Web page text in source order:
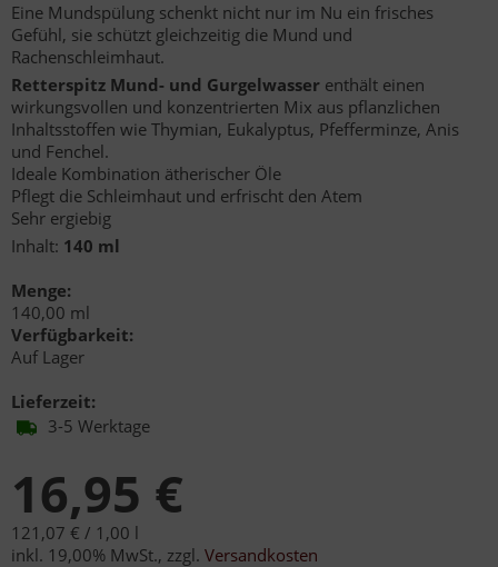
Eine Mundspülung schenkt nicht nur im Nu ein frisches
Gefühl, sie schützt gleichzeitig die Mund und
Rachenschleimhaut.
Retterspitz Mund- und Gurgelwasser enthält einen
wirkungsvollen und konzentrierten Mix aus pflanzlichen
Inhaltsstoffen wie Thymian, Eukalyptus, Pfefferminze, Anis
und Fenchel.
Ideale Kombination ätherischer Öle
Pflegt die Schleimhaut und erfrischt den Atem
Sehr ergiebig
Inhalt: 140 ml
Menge:
140,00 ml
Verfügbarkeit:
Auf Lager
Lieferzeit:
3-5 Werktage
16,95 €
121,07 € / 1,00 l
inkl. 19,00% MwSt., zzgl. Versandkosten